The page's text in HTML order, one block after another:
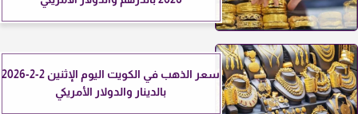
سعر الذهب في الكويت اليوم الإثنين 2-2-2026
بالدينار والدولار الأمريكي